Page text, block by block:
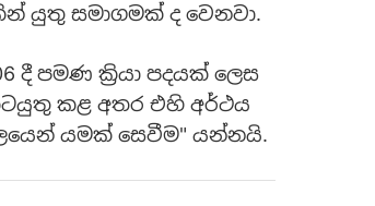
යුතු සමාගමක් ද වෙනවා.
දී පමණ ක්‍රියා පදයක් ලෙස
කළ අතර එහි අර්ථය
යමක් සෙවීම" යන්නයි.